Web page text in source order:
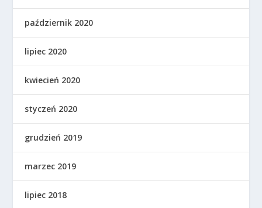
październik 2020
lipiec 2020
kwiecień 2020
styczeń 2020
grudzień 2019
marzec 2019
lipiec 2018